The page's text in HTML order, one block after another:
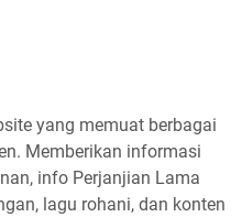
yang memuat berbagai
Memberikan informasi
info Perjanjian Lama
lagu rohani, dan konten